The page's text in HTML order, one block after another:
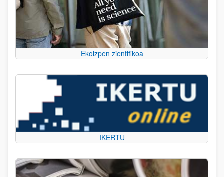
Ekoizpen zientifikoa
IKERTU